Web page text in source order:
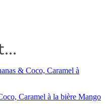
Caramel à la bière Mango